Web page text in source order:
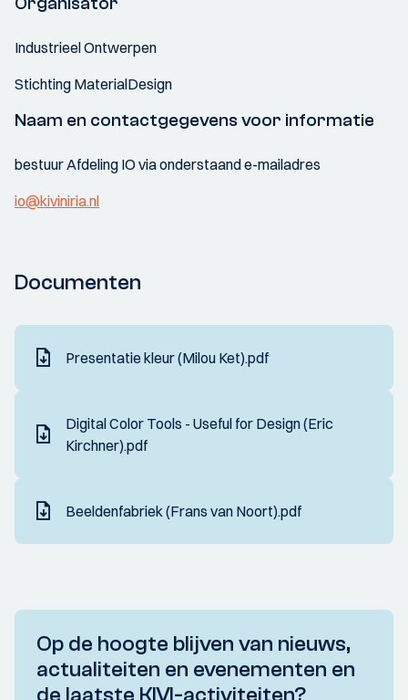
Industrieel Ontwerpen
Stichting MaterialDesign
Naam en contactgegevens voor informatie
bestuur Afdeling IO via onderstaand e-mailadres
io@kiviniria.nl
Documenten
Presentatie kleur (Milou Ket).pdf
Digital Color Tools - Useful for Design (Eric
Kirchner).pdf
Beeldenfabriek (Frans van Noort).pdf
Op de hoogte blijven van nieuws,
actualiteiten en evenementen en
de laatste KIVI-activiteiten?